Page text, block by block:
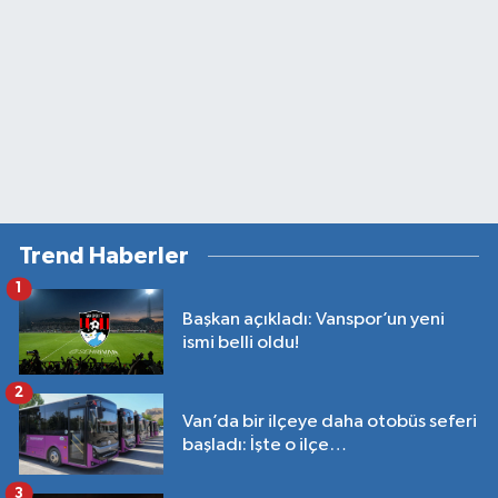
Trend Haberler
Başkan açıkladı: Vanspor’un yeni
ismi belli oldu!
Van’da bir ilçeye daha otobüs seferi
başladı: İşte o ilçe…
2
3